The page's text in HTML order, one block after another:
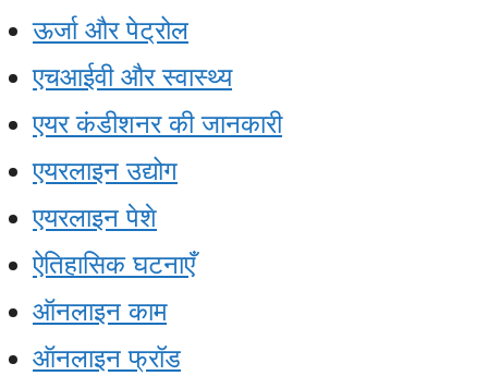
ऊर्जा और पेट्रोल
एचआईवी और स्वास्थ्य
एयर कंडीशनर की जानकारी
एयरलाइन उद्योग
एयरलाइन पेशे
ऐतिहासिक घटनाएँ
ऑनलाइन काम
ऑनलाइन फ्रॉड